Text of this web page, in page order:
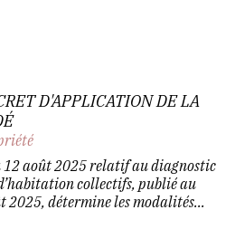
D'APPLICATION DE LA
12 août 2025 relatif au diagnostic
collectifs, publié au
détermine les modalités...